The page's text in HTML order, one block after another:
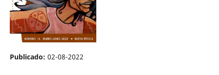
Publicado: 02-08-2022